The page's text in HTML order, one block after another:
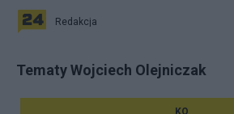
Redakcja
Tematy Wojciech Olejniczak
KO